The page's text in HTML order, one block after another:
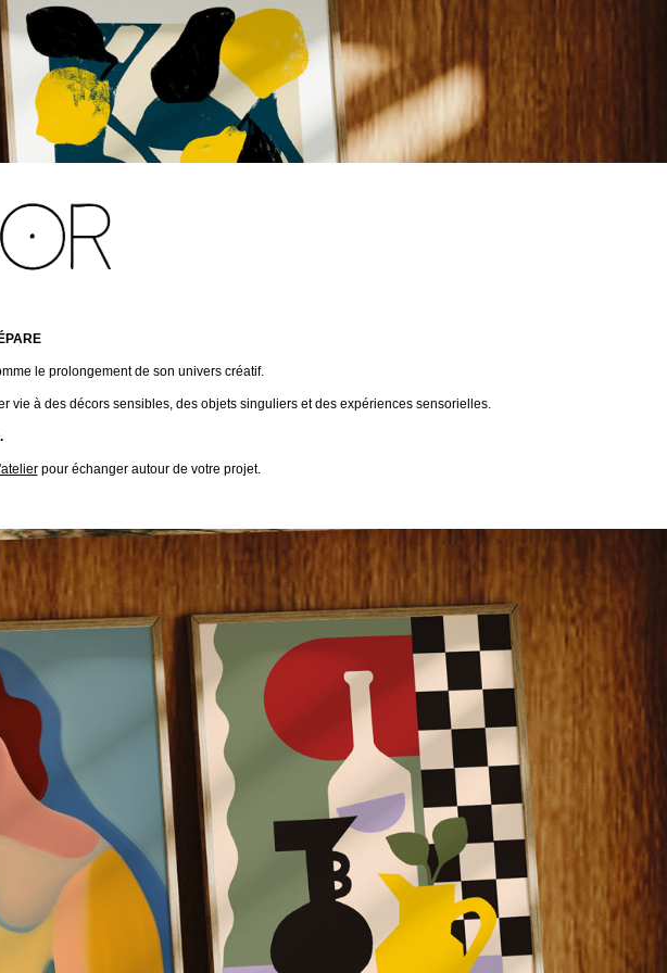
le prolongement de son univers créatif.
vie à des décors sensibles, des objets singuliers et des expériences sensorielles.
pour échanger autour de votre projet.